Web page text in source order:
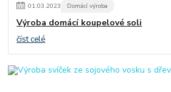
01.03.2023 Domácí výroba
Výroba domácí koupelové soli
číst celé